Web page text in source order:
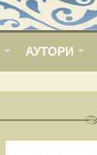
АУТОРИ